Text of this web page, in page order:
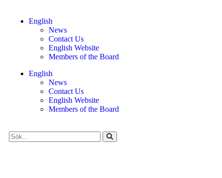
English
News
Contact Us
English Website
Members of the Board
English
News
Contact Us
English Website
Members of the Board